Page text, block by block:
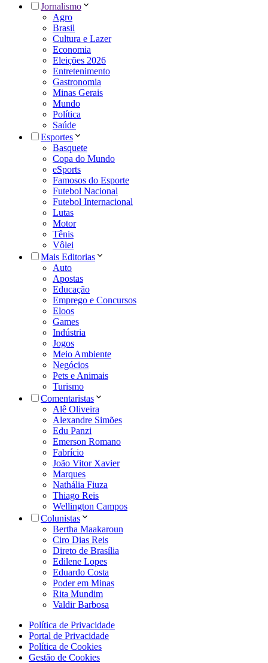
Jornalismo
Agro
Brasil
Cultura e Lazer
Economia
Eleições 2026
Entretenimento
Gastronomia
Minas Gerais
Mundo
Política
Saúde
Esportes
Basquete
Copa do Mundo
eSports
Famosos do Esporte
Futebol Nacional
Futebol Internacional
Lutas
Motor
Tênis
Vôlei
Mais Editorias
Auto
Apostas
Educação
Emprego e Concursos
Eloos
Games
Indústria
Jogos
Meio Ambiente
Negócios
Pets e Animais
Turismo
Comentaristas
Alê Oliveira
Alexandre Simões
Edu Panzi
Emerson Romano
Fabrício
João Vitor Xavier
Marques
Nathália Fiuza
Thiago Reis
Wellington Campos
Colunistas
Bertha Maakaroun
Ciro Dias Reis
Direto de Brasília
Edilene Lopes
Eduardo Costa
Poder em Minas
Rita Mundim
Valdir Barbosa
Política de Privacidade
Portal de Privacidade
Política de Cookies
Gestão de Cookies